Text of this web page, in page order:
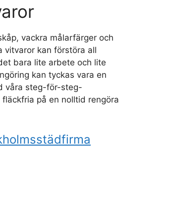
vackra målarfärger och
vitvaror kan förstöra all
bara lite arbete och lite
kan tyckas vara en
våra steg-för-steg-
på en nolltid rengöra